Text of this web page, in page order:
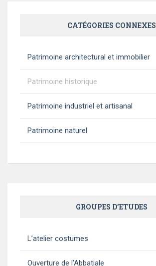
CATÉGORIES CONNEXES
Patrimoine architectural et immobilier
Patrimoine historique
Patrimoine industriel et artisanal
Patrimoine naturel
GROUPES D’ETUDES
L’atelier costumes
Ouverture de l’Abbatiale